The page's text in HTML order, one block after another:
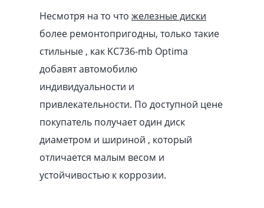
Несмотря на то что железные диски
более ремонтопригодны, только такие
стильные , как KC736-mb Optima
добавят автомобилю
индивидуальности и
привлекательности. По доступной цене
покупатель получает один диск
диаметром и шириной , который
отличается малым весом и
устойчивостью к коррозии.